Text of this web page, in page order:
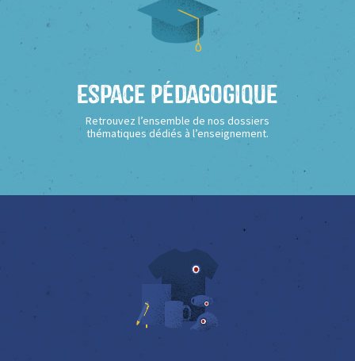
Espace Pédagogique
Retrouvez l’ensemble de nos dossiers
thématiques dédiés à l’enseignement.